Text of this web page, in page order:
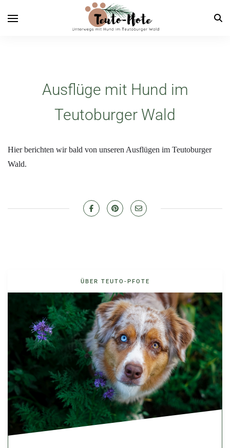
Ausflüge mit Hund im
Teutoburger Wald
Hier berichten wir bald von unseren Ausflügen im Teutoburger
Wald.
ÜBER TEUTO-PFOTE